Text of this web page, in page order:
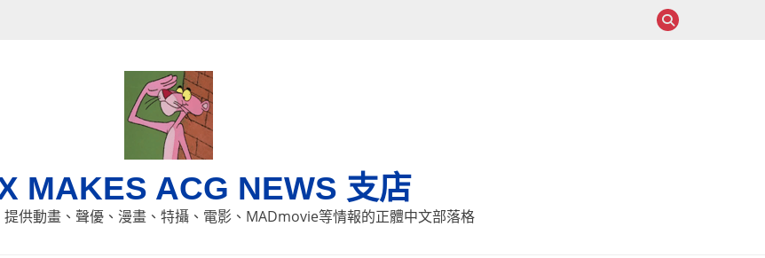
MAKES ACG NEWS 支店
供動畫、聲優、漫畫、特攝、電影、MADmovie等情報的正體中文部落格